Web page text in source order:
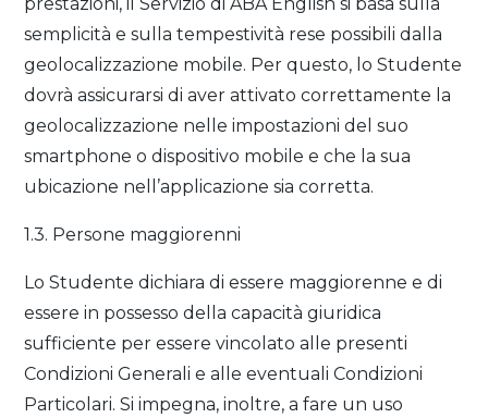
semplicità e sulla tempestività rese possibili dalla
geolocalizzazione mobile. Per questo, lo Studente
dovrà assicurarsi di aver attivato correttamente la
geolocalizzazione nelle impostazioni del suo
smartphone o dispositivo mobile e che la sua
ubicazione nell’applicazione sia corretta.
1.3. Persone maggiorenni
Lo Studente dichiara di essere maggiorenne e di
essere in possesso della capacità giuridica
sufficiente per essere vincolato alle presenti
Condizioni Generali e alle eventuali Condizioni
Particolari. Si impegna, inoltre, a fare un uso